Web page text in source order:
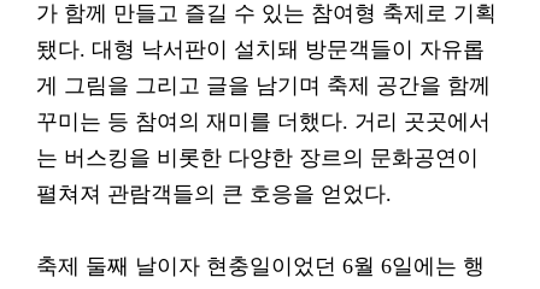
가 함께 만들고 즐길 수 있는 참여형 축제로 기획
됐다. 대형 낙서판이 설치돼 방문객들이 자유롭
게 그림을 그리고 글을 남기며 축제 공간을 함께
꾸미는 등 참여의 재미를 더했다. 거리 곳곳에서
는 버스킹을 비롯한 다양한 장르의 문화공연이
펼쳐져 관람객들의 큰 호응을 얻었다.
축제 둘째 날이자 현충일이었던 6월 6일에는 행